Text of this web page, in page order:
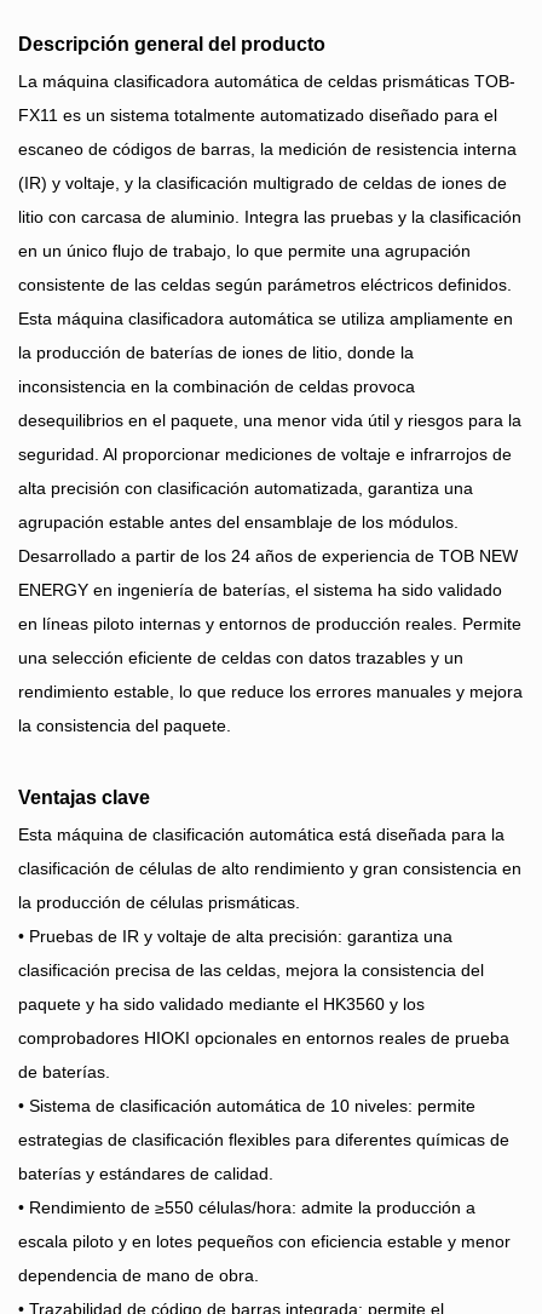
Descripción general del producto
La máquina clasificadora automática de celdas prismáticas TOB-
FX11 es un sistema totalmente automatizado diseñado para el
escaneo de códigos de barras, la medición de resistencia interna
(IR) y voltaje, y la clasificación multigrado de celdas de iones de
litio con carcasa de aluminio. Integra las pruebas y la clasificación
en un único flujo de trabajo, lo que permite una agrupación
consistente de las celdas según parámetros eléctricos definidos.
Esta máquina clasificadora automática se utiliza ampliamente en
la producción de baterías de iones de litio, donde la
inconsistencia en la combinación de celdas provoca
desequilibrios en el paquete, una menor vida útil y riesgos para la
seguridad. Al proporcionar mediciones de voltaje e infrarrojos de
alta precisión con clasificación automatizada, garantiza una
agrupación estable antes del ensamblaje de los módulos.
Desarrollado a partir de los 24 años de experiencia de TOB NEW
ENERGY en ingeniería de baterías, el sistema ha sido validado
en líneas piloto internas y entornos de producción reales. Permite
una selección eficiente de celdas con datos trazables y un
rendimiento estable, lo que reduce los errores manuales y mejora
la consistencia del paquete.
Ventajas clave
Esta máquina de clasificación automática está diseñada para la
clasificación de células de alto rendimiento y gran consistencia en
la producción de células prismáticas.
• Pruebas de IR y voltaje de alta precisión: garantiza una
clasificación precisa de las celdas, mejora la consistencia del
paquete y ha sido validado mediante el HK3560 y los
comprobadores HIOKI opcionales en entornos reales de prueba
de baterías.
• Sistema de clasificación automática de 10 niveles: permite
estrategias de clasificación flexibles para diferentes químicas de
baterías y estándares de calidad.
• Rendimiento de ≥550 células/hora: admite la producción a
escala piloto y en lotes pequeños con eficiencia estable y menor
dependencia de mano de obra.
• Trazabilidad de código de barras integrada: permite el